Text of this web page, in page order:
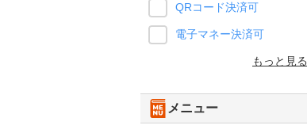
QRコード決済可
電子マネー決済可
もっと見る
メニュー